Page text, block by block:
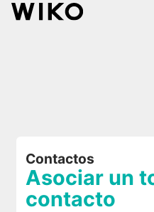
Contactos
Asociar un
contacto